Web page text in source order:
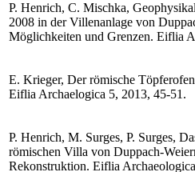
P. Henrich, C. Mischka,
2008 in der Villenanlage von
Möglichkeiten und Grenzen. Eiflia
E. Krieger, Der römische
Eiflia Archaelogica 5, 2013, 45-51.
P. Henrich, M. Surges, P. Surges,
römischen Villa von Duppach-
Rekonstruktion. Eiflia